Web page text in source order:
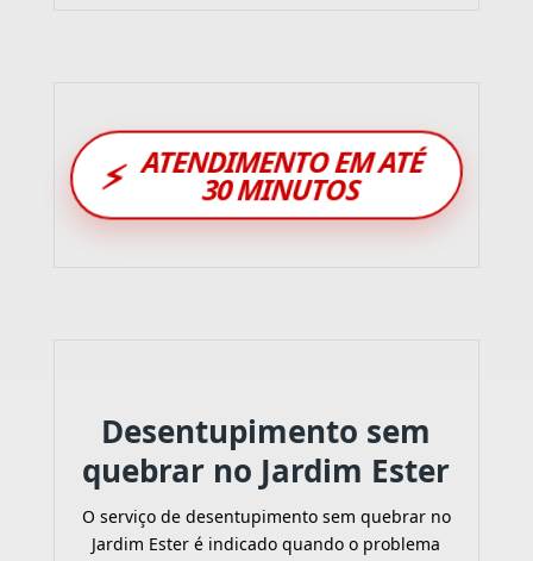
⚡ ATENDIMENTO EM ATÉ
30 MINUTOS
Desentupimento sem
quebrar no Jardim Ester
O serviço de desentupimento sem quebrar no
Jardim Ester é indicado quando o problema